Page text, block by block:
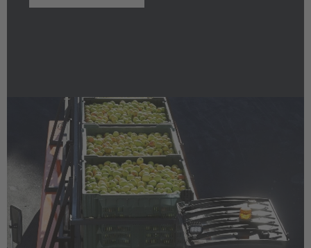
España
Español
France
Français
Great Britain
English